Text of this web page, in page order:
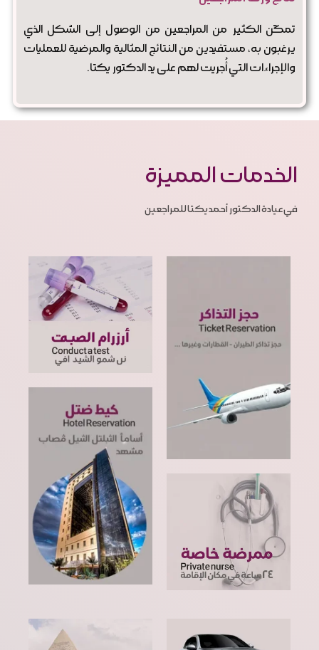
تمكّن الكثير من المراجعين من الوصول إلى الشكل الذي
يرغبون به، مستفيدين من النتائج المثالية والمرضية للعمليات
والإجراءات التي أُجريت لهم على يد الدكتور يكتا.
الخدمات المميزة
في عيادة الدكتور أحمد يكتا للمراجعين